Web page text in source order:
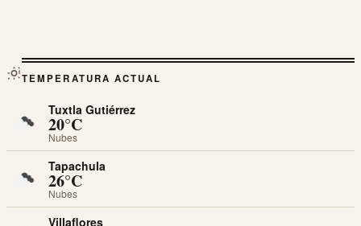
TEMPERATURA ACTUAL
Tuxtla Gutiérrez
20°C
Nubes
Tapachula
26°C
Nubes
Villaflores